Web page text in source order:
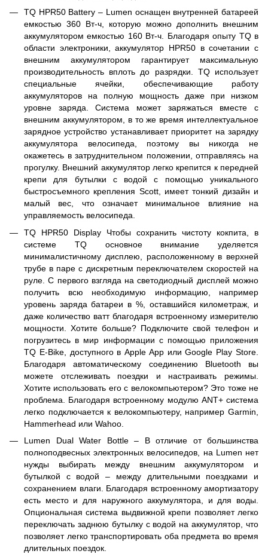
TQ HPR50 Battery – Lumen оснащен внутренней батареей
емкостью 360 Вт-ч, которую можно дополнить внешним
аккумулятором емкостью 160 Вт-ч. Благодаря опыту TQ в
области электроники, аккумулятор HPR50 в сочетании с
внешним аккумулятором гарантирует максимальную
производительность вплоть до разрядки. TQ использует
специальные ячейки, обеспечивающие работу
аккумуляторов на полную мощность даже при низком
уровне заряда. Система может заряжаться вместе с
внешним аккумулятором, в то же время интеллектуальное
зарядное устройство устанавливает приоритет на зарядку
аккумулятора велосипеда, поэтому вы никогда не
окажетесь в затруднительном положении, отправляясь на
прогулку. Внешний аккумулятор легко крепится к передней
крепи для бутылки с водой с помощью уникального
быстросъемного крепления Scott, имеет тонкий дизайн и
малый вес, что означает минимальное влияние на
управляемость велосипеда.
TQ HPR50 Display Чтобы сохранить чистоту кокпита, в
системе TQ основное внимание уделяется
минималистичному дисплею, расположенному в верхней
трубе в паре с дискретным переключателем скоростей на
руле. С первого взгляда на светодиодный дисплей можно
получить всю необходимую информацию, например
уровень заряда батареи в %, оставшийся километраж, и
даже количество ватт благодаря встроенному измерителю
мощности. Хотите больше? Подключите свой телефон и
погрузитесь в мир информации с помощью приложения
TQ E-Bike, доступного в Apple App или Google Play Store.
Благодаря автоматическому соединению Bluetooth вы
можете отслеживать поездки и настраивать режимы.
Хотите использовать его с велокомпьютером? Это тоже не
проблема. Благодаря встроенному модулю ANT+ система
легко подключается к велокомпьютеру, например Garmin,
Hammerhead или Wahoo.
Lumen Dual Water Bottle – В отличие от большинства
полноподвесных электронных велосипедов, на Lumen нет
нужды выбирать между внешним аккумулятором и
бутылкой с водой – между длительными поездками и
сохранением влаги. Благодаря встроенному амортизатору
есть место и для наружного аккумулятора, и для воды.
Опциональная система выдвижной крепи позволяет легко
переключать заднюю бутылку с водой на аккумулятор, что
позволяет легко транспортировать оба предмета во время
длительных поездок.